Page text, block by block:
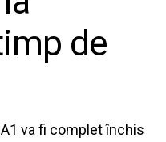
de
va fi complet închis